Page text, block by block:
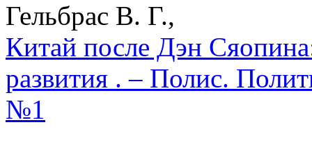
Гельбрас В. Г.,
Китай после Дэн
развития . – Полис.
№1